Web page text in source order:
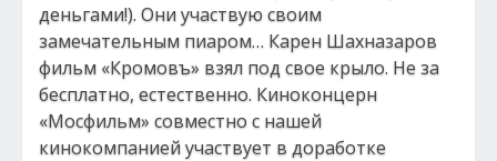
деньгами!). Они участвую своим
замечательным пиаром… Карен Шахназаров
фильм «Кромовъ» взял под свое крыло. Не за
бесплатно, естественно. Киноконцерн
«Мосфильм» совместно с нашей
кинокомпанией участвует в доработке